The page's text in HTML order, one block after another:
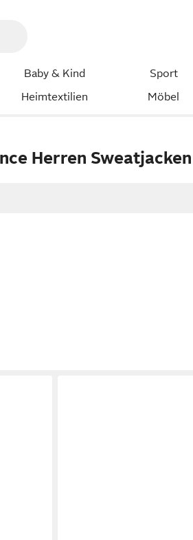
Baby & Kind Sport
Heimtextilien Möbel
Herren Sweatjacken